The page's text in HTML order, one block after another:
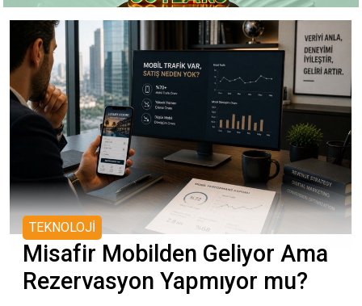
TEKNOLOJİ
Misafir Mobilden Geliyor Ama
Rezervasyon Yapmıyor mu?